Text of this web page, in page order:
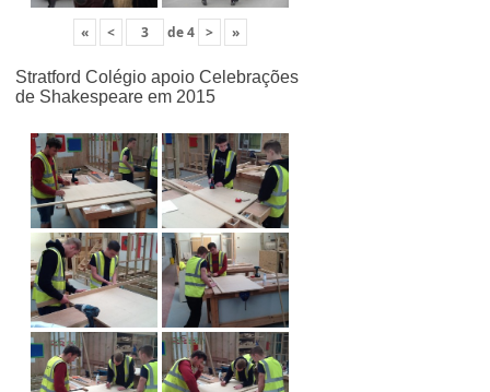
« < de4 > »
Stratford Colégio apoio Celebrações
de Shakespeare em 2015